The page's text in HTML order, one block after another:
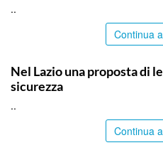
..
Continua
Nel Lazio una proposta di
sicurezza
..
Continua